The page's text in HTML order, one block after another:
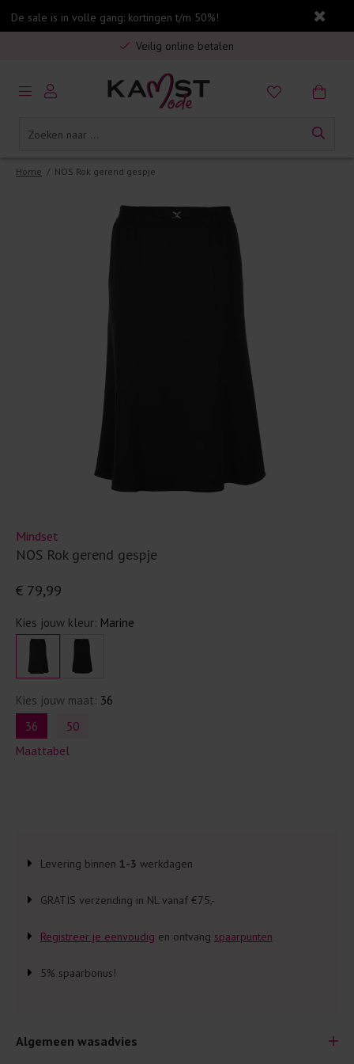
De sale is in volle gang: kortingen t/m 50%!
Gratis verzending in Nederland vanaf €75,-
Veilig online betalen
5% spaarbonus op jouw aankoop
Gratis verzending in Nederland vanaf €75,-
Home / NOS Rok gerend gespje
Mindset
NOS Rok gerend gespje
€ 79,99
Kies jouw kleur: Marine
Kies jouw maat: 36
36
50
Maattabel
Levering binnen 1-3 werkdagen
GRATIS verzending in NL vanaf €75,-
Registreer je eenvoudig en ontvang spaarpunten
5% spaarbonus!
Algemeen wasadvies